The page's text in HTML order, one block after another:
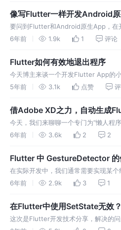
Windows、Linux以及macOS上的应用
能…
像写Flutter一样开发Android
要问到Flutter和Android原生App，在
不开的话题。Flutter采用声明式编程
编程，何为命令式编程。 简单地理解
6年前 1.9k 1 评论
Flutter如何有效地退出程序
今天博主来谈一个开发Flutter App的
序。 这种方法典型的应用场景就是用
意”的作用——退出App。 但该方法在
方法将会通…
5年前 3.1k 点赞
借Adobe XD之力，自动生成
今天，我们来聊聊一个专门为“懒人
XD。使用它可以快速将原型设计图转
Android、iOS这样的移动设备上，也
…
6年前 3.6k 2 2
Flutter 中 GestureDetector 的
在实际开发中，我们通常需要实现某
生的RaisedButton组件是无法响应诸
时，通常使用的组件是
6年前 2.9k 3 1
在Flutter中使用SetState无效
这次是Flutter开发技术分享，解决的